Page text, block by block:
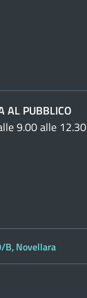
AL PUBBLICO
9.00 alle 12.30
B, Novellara